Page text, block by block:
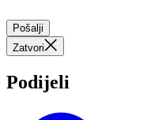
Pošalji
Zatvori
Podijeli